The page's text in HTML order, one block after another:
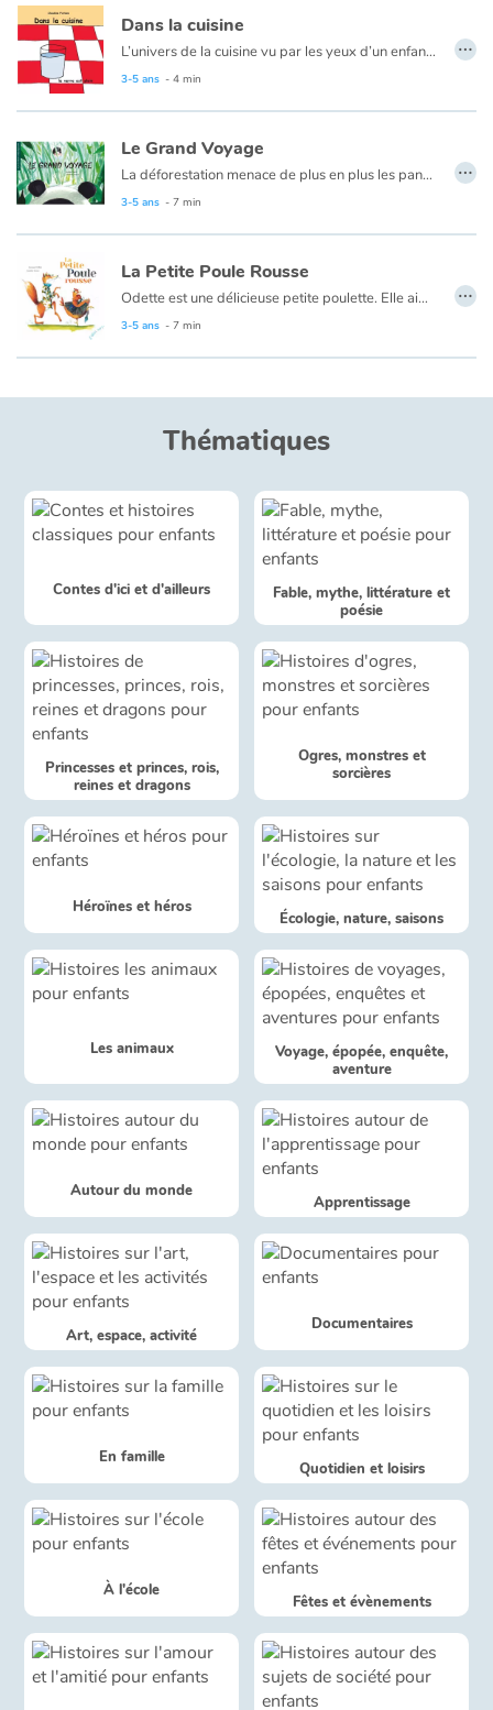
Les animaux
Voyage, épopée, enquête, aventure
Apprentissage
Art, espace, activité
Documentaires
Quotidien et loisirs
Fêtes et évènements
Sujets de société
Émotions et sentiments
Formats et illustrations
Catalogue anglais
Contraste +
Aide
Accueil
Écoles
Médiathèques
Vidéos & Tutoriaux
Blog
Actualités
Par thématique
Contes d'ici et d'ailleurs
Autour de la lecture
Apprendre à lire
Livre audio
Dans la cuisine
L’univers de la cuisine vu par les yeux d’un enfant pour jouer sur le principe des contraires.
3-5 ans - 4 min
…
Le Grand Voyage
La déforestation menace de plus en plus les pandas. Ils doivent fuir de plus en plus haut dans la montagne, les naissances se font rares. Mais certaines rencontres offrent l’espoir…
3-5 ans - 7 min
…
La Petite Poule Rousse
Odette est une délicieuse petite poulette. Elle aime la couture et les cancans, alors elle coud et elle caquette.
l’instant propice pour l’attraper…
3-5 ans - 7 min
…
Thématiques
Contes d'ici et d'ailleurs
Fable, mythe, littérature et
poésie
Princesses et princes, rois,
reines et dragons
Ogres, monstres et
sorcières
Héroïnes et héros
Écologie, nature, saisons
Les animaux
Voyage, épopée, enquête,
aventure
Autour du monde
Apprentissage
Art, espace, activité
Documentaires
En famille
Quotidien et loisirs
À l'école
Fêtes et évènements